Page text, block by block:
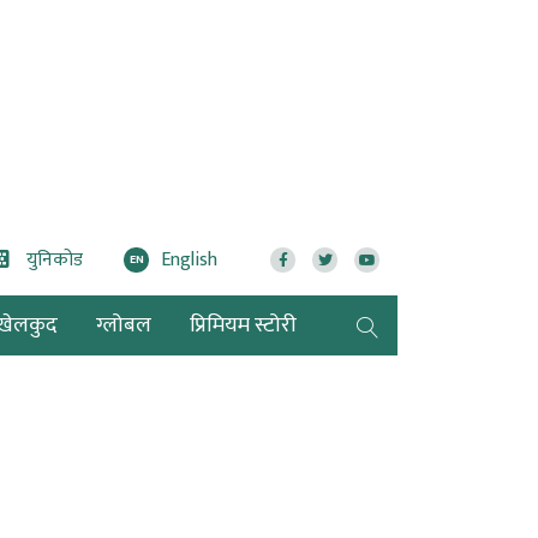
युनिकोड EN English
ग्लोबल प्रिमियम स्टोरी